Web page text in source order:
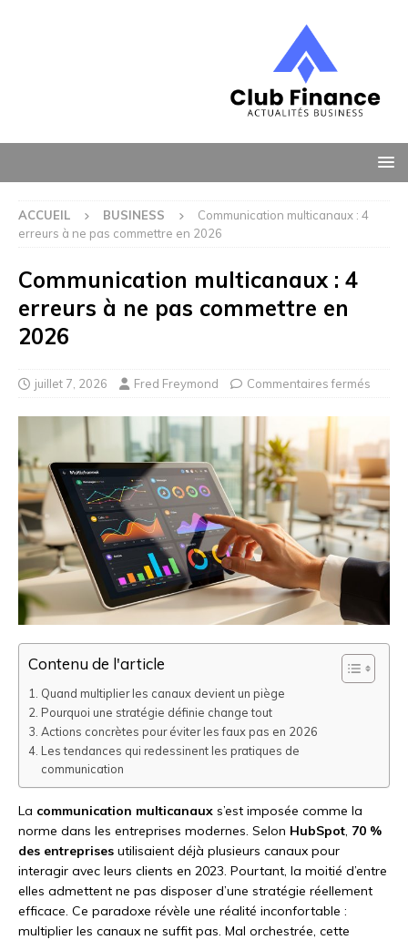
ACCUEIL BUSINESS
Communication multicanaux : 4
erreurs à ne pas commettre en 2026
Communication multicanaux : 4
erreurs à ne pas commettre en
2026
juillet 7, 2026 Fred Freymond Commentaires fermés
Contenu de l'article
Quand multiplier les canaux devient un piège
Pourquoi une stratégie définie change tout
Actions concrètes pour éviter les faux pas en 2026
Les tendances qui redessinent les pratiques de
communication
La communication multicanaux s’est imposée comme la
norme dans les entreprises modernes. Selon HubSpot, 70 %
des entreprises utilisaient déjà plusieurs canaux pour
interagir avec leurs clients en 2023. Pourtant, la moitié d’entre
elles admettent ne pas disposer d’une stratégie réellement
efficace. Ce paradoxe révèle une réalité inconfortable :
multiplier les canaux ne suffit pas. Mal orchestrée, cette